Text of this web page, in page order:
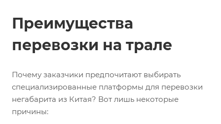
Преимущества
перевозки на трале
Почему заказчики предпочитают выбирать
специализированные платформы для перевозки
негабарита из Китая? Вот лишь некоторые
причины: